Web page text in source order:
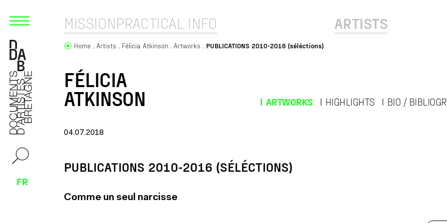
FR
MISSIONPRACTICAL INFO ARTISTS
Home Artists Félicia Atkinson Artworks PUBLICATIONS 2010-2016 (séléctions)
FÉLICIA
ATKINSON ARTWORKS HIGHLIGHTS BIO /
04.07.2018
PUBLICATIONS 2010-2016 (SÉLÉCTIONS)
Comme un seul narcisse